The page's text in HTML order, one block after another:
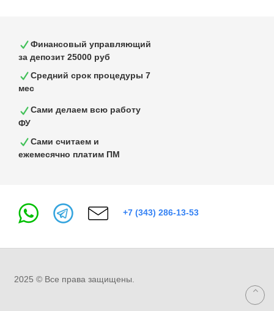
Финансовый управляющий
за депозит 25000 руб
Средний срок процедуры 7
мес
Сами делаем всю работу
ФУ
Сами считаем и
ежемесячно платим ПМ
+7 (343) 286-13-53
2025 © Все права защищены.